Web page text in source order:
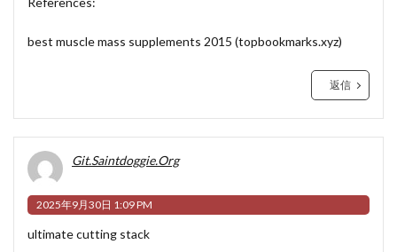
best muscle mass supplements 2015 (topbookmarks.xyz)
返信
Git.Saintdoggie.Org
2025年9月30日 1:09 PM
ultimate cutting stack